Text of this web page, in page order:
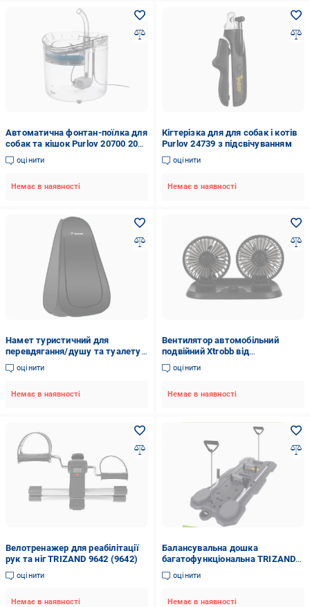
Автоматична фонтан-поїлка для
собак та кішок Purlov 20700 2000
мл
оцінити
Немає в наявності
Кігтерізка для для собак і котів
Purlov 24739 з підсвічуванням
оцінити
Немає в наявності
Намет туристичний для
перевдягання/душу та туалету
TRIZAND 23492 Чорний
оцінити
Немає в наявності
Вентилятор автомобільний
подвійний Xtrobb від
прикурювача 12-24V Чорний
(23222)
оцінити
Немає в наявності
Велотренажер для реабілітації
рук та ніг TRIZAND 9642 (9642)
оцінити
Немає в наявності
Балансувальна дошка
багатофункціональна TRIZAND
26946 2в1 з LCD для тренування
рівноваги та координації
оцінити
Немає в наявності